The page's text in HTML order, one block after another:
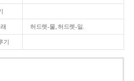
허드렛-물, 허드렛-일.
기